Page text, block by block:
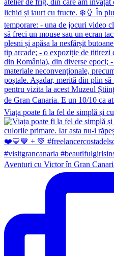
Viața poate fi la fel de simplă și
Aventuri cu Victor în Gran